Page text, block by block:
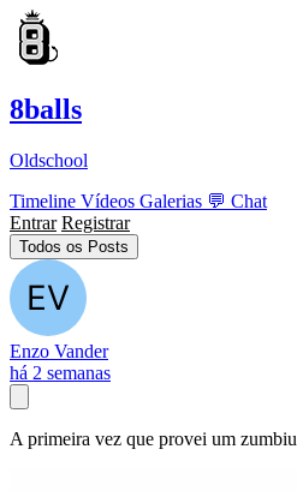
8balls
Oldschool
Timeline Vídeos Galerias 💬 Chat
Entrar Registrar
Todos os Posts
Enzo Vander
há 2 semanas
A primeira vez que provei um zumbiu